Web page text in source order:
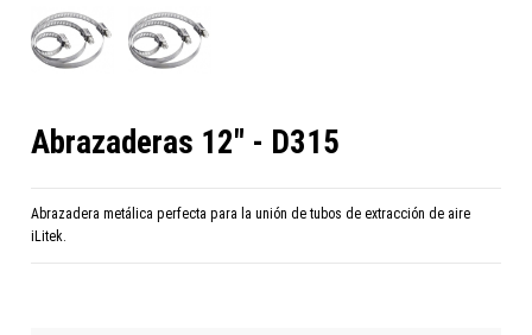
Abrazaderas 12" - D315
Abrazadera metálica perfecta para la unión de tubos de extracción de aire
iLitek.